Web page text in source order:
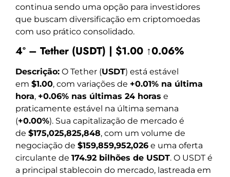
continua sendo uma opção para investidores
que buscam diversificação em criptomoedas
com uso prático consolidado.
4º – Tether (USDT) | $1.00 ↑0.06%
Descrição: O Tether (USDT) está estável
em $1.00, com variações de +0.01% na última
hora, +0.06% nas últimas 24 horas e
praticamente estável na última semana
(+0.00%). Sua capitalização de mercado é
de $175,025,825,848, com um volume de
negociação de $159,859,952,026 e uma oferta
circulante de 174.92 bilhões de USDT. O USDT é
a principal stablecoin do mercado, lastreada em